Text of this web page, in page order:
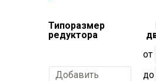
Типоразмер
редуктора
Добавить
от
до